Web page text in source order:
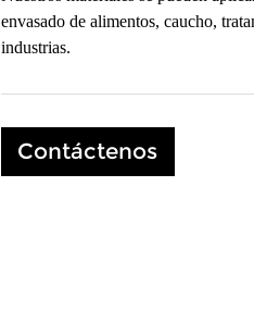
envasado de alimentos, caucho,
industrias.
Contáctenos